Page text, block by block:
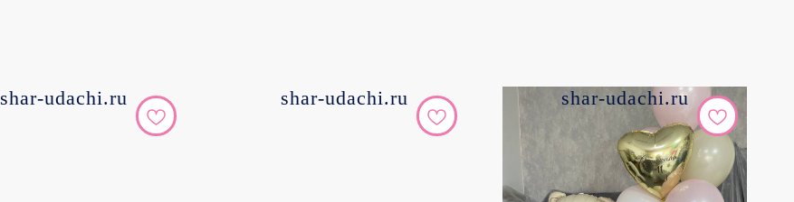
shar-udachi.ru shar-udachi.ru shar-udachi.ru